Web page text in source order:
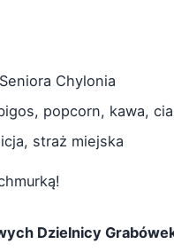
Chylonia
popcorn, kawa,
straż miejska
Dzielnicy